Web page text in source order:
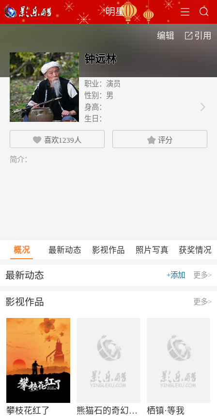
 
明星
编辑  引用
钟远林
职业： 演员
性别： 男
身高：
生日：

 喜欢1239人  评分
简介：
概况 最新动态 影视作品 照片写真 获奖情况
更多>
+添加
最新动态
更多>
影视作品
攀枝花红了 熊猫石的奇幻旅行 栖镇·等我